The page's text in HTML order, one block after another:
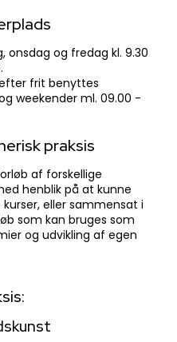
onsdag og fredag kl. 9.30
frit benyttes
weekender ml. 09.00 -
praksis
af forskellige
henblik på at kunne
eller sammensat i
som kan bruges som
og udvikling af egen